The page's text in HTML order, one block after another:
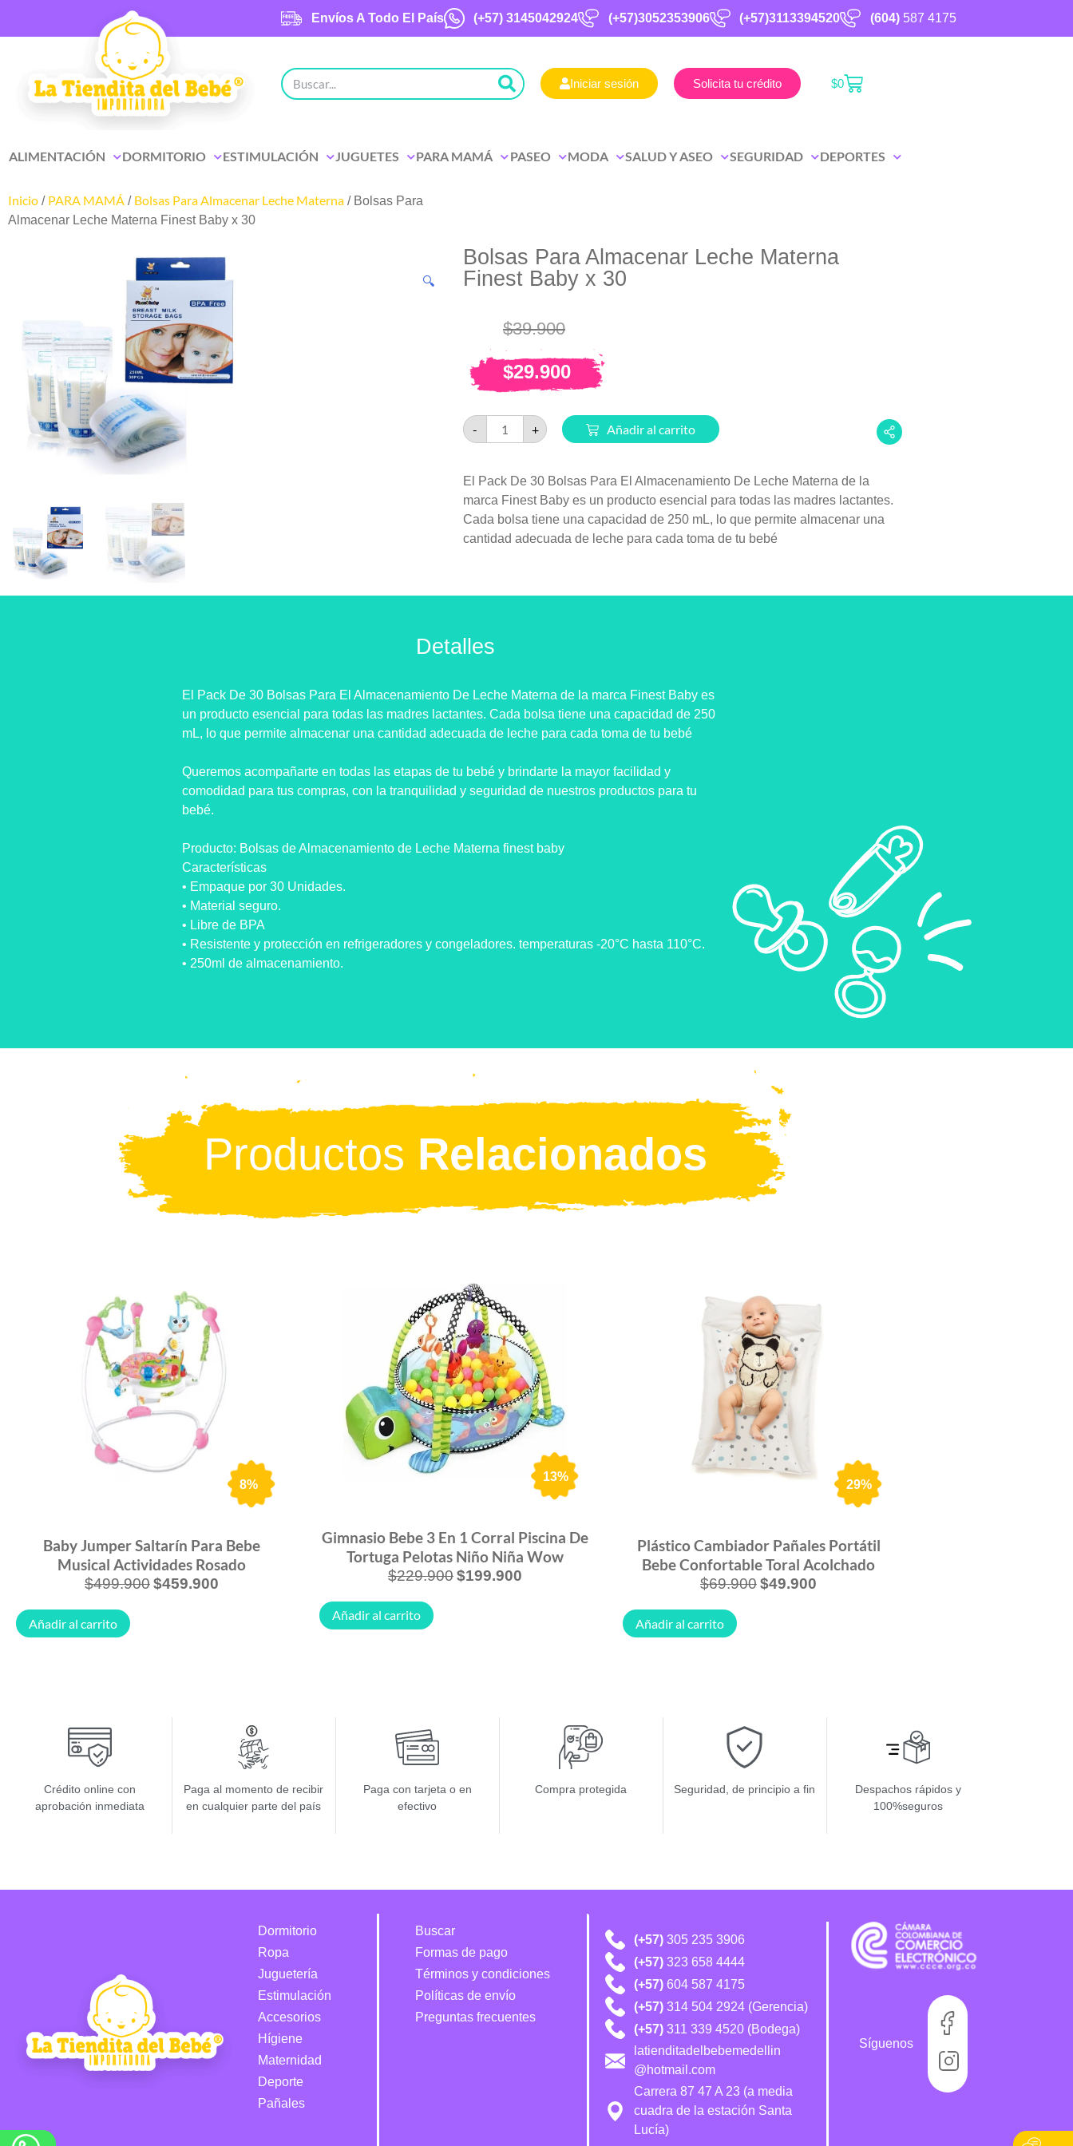
Envíos A Todo El País (+57) 3145042924 (+57)3052353906 (+57)3113394520 (604)587 4175
Iniciar sesión Solicita tu crédito $0
ALIMENTACIÓN DORMITORIO ESTIMULACIÓN JUGUETES PARA MAMÁ PASEO MODA SALUD Y ASEO SEGURIDAD DEPORTES
Inicio / PARA MAMÁ / Bolsas Para Almacenar Leche Materna / Bolsas Para
Almacenar Leche Materna Finest Baby x 30
🔍
Bolsas Para Almacenar Leche Materna
Finest Baby x 30
$39.900
$29.900
- + Añadir al carrito
El Pack De 30 Bolsas Para El Almacenamiento De Leche Materna de la
marca Finest Baby es un producto esencial para todas las madres lactantes.
Cada bolsa tiene una capacidad de 250 mL, lo que permite almacenar una
cantidad adecuada de leche para cada toma de tu bebé
Detalles
El Pack De 30 Bolsas Para El Almacenamiento De Leche Materna de la marca Finest Baby es
un producto esencial para todas las madres lactantes. Cada bolsa tiene una capacidad de 250
mL, lo que permite almacenar una cantidad adecuada de leche para cada toma de tu bebé
Queremos acompañarte en todas las etapas de tu bebé y brindarte la mayor facilidad y
comodidad para tus compras, con la tranquilidad y seguridad de nuestros productos para tu
bebé.
Producto: Bolsas de Almacenamiento de Leche Materna finest baby
Características
• Empaque por 30 Unidades.
• Material seguro.
• Libre de BPA
• Resistente y protección en refrigeradores y congeladores. temperaturas -20°C hasta 110°C.
• 250ml de almacenamiento.
Productos Relacionados
8%
Baby Jumper Saltarín Para Bebe
Musical Actividades Rosado
$499.900$459.900
Añadir al carrito
13%
Gimnasio Bebe 3 En 1 Corral Piscina De
Tortuga Pelotas Niño Niña Wow
$229.900$199.900
Añadir al carrito
29%
Plástico Cambiador Pañales Portátil
Bebe Confortable Toral Acolchado
$69.900$49.900
Añadir al carrito
Crédito online con
aprobación inmediata
Paga al momento de recibir
en cualquier parte del país
Paga con tarjeta o en
efectivo
Compra protegida Seguridad, de principio a fin
Despachos rápidos y
100%seguros
Dormitorio
Ropa
Juguetería
Estimulación
Accesorios
Hígiene
Maternidad
Deporte
Pañales
Buscar
Formas de pago
Términos y condiciones
Políticas de envío
Preguntas frecuentes
(+57)305 235 3906
(+57)323 658 4444
(+57)604 587 4175
(+57)314 504 2924 (Gerencia)
(+57)311 339 4520 (Bodega)
latienditadelbebemedellin
@hotmail.com
Carrera 87 47 A 23 (a media
cuadra de la estación Santa
Lucía)
Síguenos